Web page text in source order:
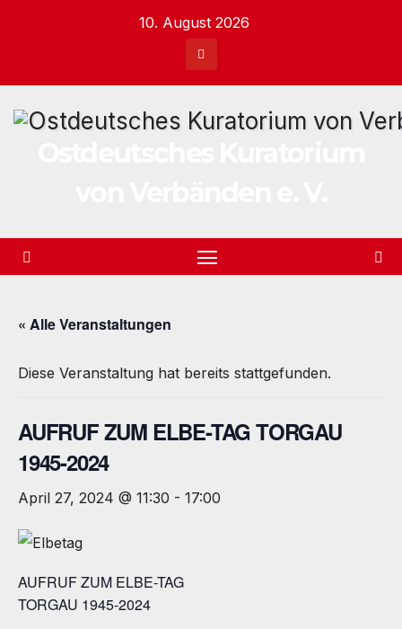
10. August 2026
« Alle Veranstaltungen
Diese Veranstaltung hat bereits stattgefunden.
AUFRUF ZUM ELBE-TAG TORGAU
1945-2024
April 27, 2024 @ 11:30 - 17:00
AUFRUF ZUM ELBE-TAG
TORGAU 1945-2024